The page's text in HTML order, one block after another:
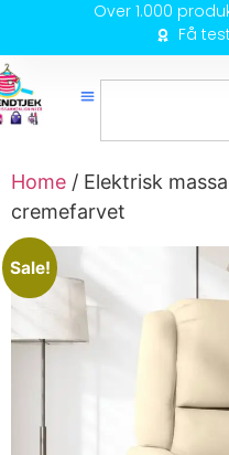
Over 1.000
Få
Home / Elektrisk
cremefarvet
Sale!